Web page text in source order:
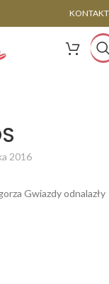
KONTAKT
2016
Gwiazdy odnalazły